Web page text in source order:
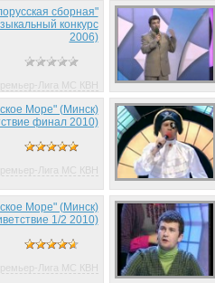
сборная"
конкурс
2006)
Лига МС КВН
Море" (Минск)
финал 2010)
Лига МС КВН
Море" (Минск)
1/2 2010)
Лига МС КВН